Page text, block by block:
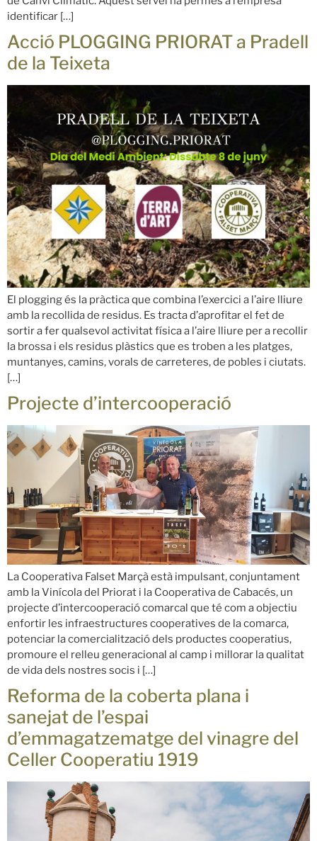
identificar […]
Acció PLOGGING PRIORAT a Pradell
de la Teixeta
El plogging és la pràctica que combina l’exercici a l’aire lliure
amb la recollida de residus. Es tracta d’aprofitar el fet de
sortir a fer qualsevol activitat física a l’aire lliure per a recollir
la brossa i els residus plàstics que es troben a les platges,
muntanyes, camins, vorals de carreteres, de pobles i ciutats.
[…]
Projecte d’intercooperació
La Cooperativa Falset Marçà està impulsant, conjuntament
amb la Vinícola del Priorat i la Cooperativa de Cabacés, un
projecte d’intercooperació comarcal que té com a objectiu
enfortir les infraestructures cooperatives de la comarca,
potenciar la comercialització dels productes cooperatius,
promoure el relleu generacional al camp i millorar la qualitat
de vida dels nostres socis i […]
Reforma de la coberta plana i
sanejat de l’espai
d’emmagatzematge del vinagre del
Celler Cooperatiu 1919